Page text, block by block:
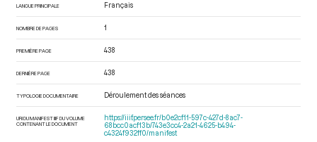
LANGUE PRINCIPALE Français
NOMBRE DE PAGES 1
PREMIÈRE PAGE 438
DERNIÈRE PAGE 438
TYPOLOGIE DOCUMENTAIRE Déroulement des séances
URI DU MANIFEST IIIF DU VOLUME
CONTENANT LE DOCUMENT
https://iiif.persee.fr/b0e2cf11-597c-427d-8ac7-
68bcc0acf13b/743e3cc4-2a21-4625-b494-
c4324f932ff0/manifest